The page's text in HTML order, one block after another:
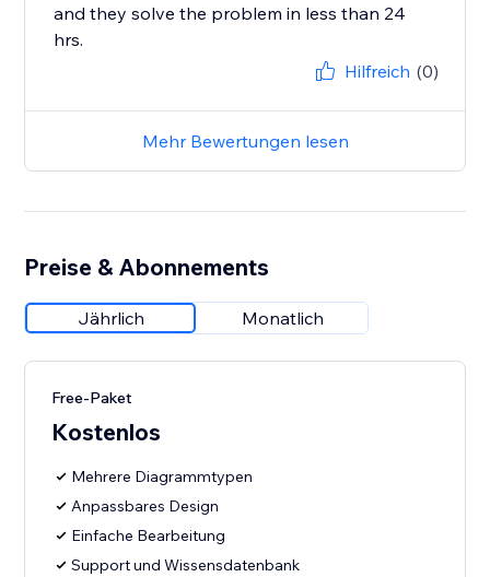
and they solve the problem in less than 24
hrs.
Hilfreich (0)
Mehr Bewertungen lesen
Preise & Abonnements
Jährlich Monatlich
Free-Paket
Kostenlos
Mehrere Diagrammtypen
Anpassbares Design
Einfache Bearbeitung
Support und Wissensdatenbank